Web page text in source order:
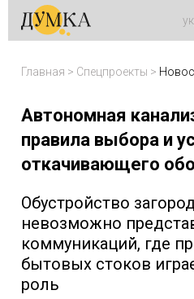
Главная > Спецпроекты >
Автономная
правила выбора и
откачивающего
Обустройство
невозможно
коммуникаций, где
бытовых стоков
роль